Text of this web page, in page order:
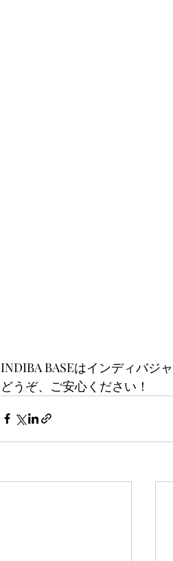
INDIBA BASEはインディバジ
どうぞ、ご安心ください！